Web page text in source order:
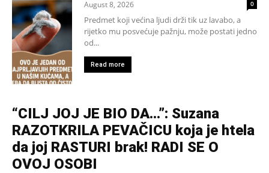
August 8, 2026 0
Predmet koji većina ljudi drži tik uz lavabo, a
rijetko mu posvećuje pažnju, može postati jedno
od...
Read more
“CILJ JOJ JE BIO DA…”: Suzana
RAZOTKRILA PEVAČICU koja je htela
da joj RASTURI brak! RADI SE O
OVOJ OSOBI